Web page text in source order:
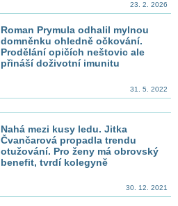
23. 2. 2026
Roman Prymula odhalil mylnou
domněnku ohledně očkování.
Prodělání opičích neštovic ale
přináší doživotní imunitu
31. 5. 2022
Nahá mezi kusy ledu. Jitka
Čvančarová propadla trendu
otužování. Pro ženy má obrovský
benefit, tvrdí kolegyně
30. 12. 2021